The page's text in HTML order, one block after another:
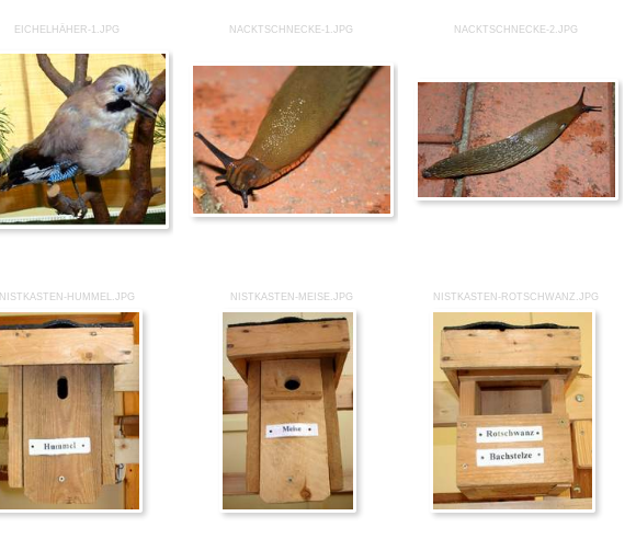
EICHELHÄHER-1.JPG NACKTSCHNECKE-1.JPG NACKTSCHNECKE-2.JPG
NISTKASTEN-HUMMEL.JPG NISTKASTEN-MEISE.JPG NISTKASTEN-ROTSCHWANZ.JPG